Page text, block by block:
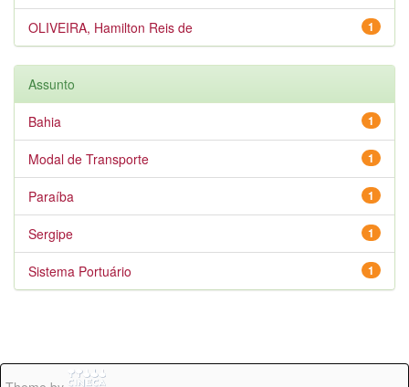
1
OLIVEIRA, Hamilton Reis de
Assunto
1
Bahia
1
Modal de Transporte
1
Paraíba
1
Sergipe
1
Sistema Portuário